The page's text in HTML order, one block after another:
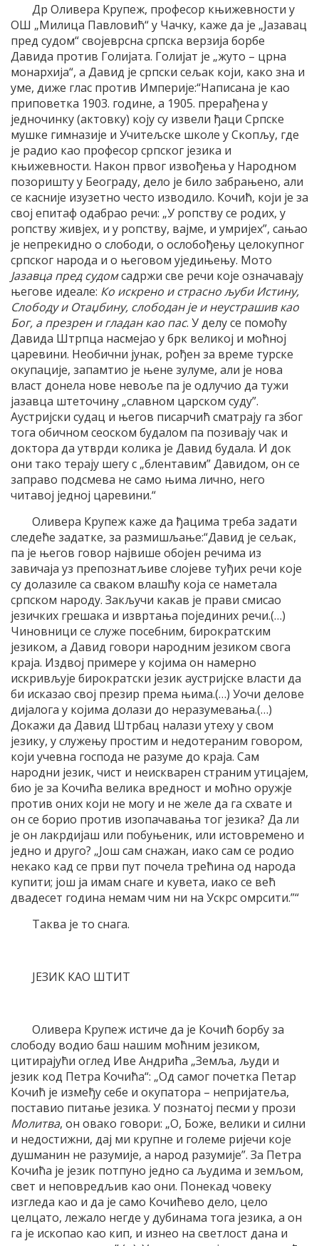
Др Оливера Крупеж, професор књижевности у
ОШ „Милица Павловић“ у Чачку, каже да је „Јазавац
пред судом“ својеврсна српска верзија борбе
Давида против Голијата. Голијат је „жуто – црна
монархија“, а Давид је српски сељак који, како зна и
уме, диже глас против Империје:“Написана је као
приповетка 1903. године, а 1905. прерађена у
једночинку (актовку) коју су извели ђаци Српске
мушке гимназије и Учитељске школе у Скопљу, где
је радио као професор српског језика и
књижевности. Након првог извођења у Народном
позоришту у Београду, дело је било забрањено, али
се касније изузетно често изводило. Кочић, који је за
свој епитаф одабрао речи: „У ропству се родих, у
ропству живјех, и у ропству, вајме, и умријех”, сањао
је непрекидно о слободи, o ослобођењу целокупног
српског народа и о његовом уједињењу. Мото
Јазавца пред судомсадржи све речи које означавају
његове идеале: Ко искрено и страсно љуби Истину,
Слободу и Отаџбину, слободан је и неустрашив као
Бог, а презрен и гладан као пас. У делу се помоћу
Давида Штрпца насмејао у брк великој и моћној
царевини. Необични јунак, рођен за време турске
окупације, запамтио је њене зулуме, али је нова
власт донела нове невоље па је одлучио да тужи
јазавца штеточину „славном царском суду”.
Аустријски судац и његов писарчић сматрају га због
тога обичном сеоском будалом па позивају чак и
доктора да утврди колика је Давид будала. И док
они тако терају шегу с „блентавим” Давидом, он се
заправо подсмева не само њима лично, него
читавој једној царевини.“
Оливера Крупеж каже да ђацима треба задати
следеће задатке, за размишљање:“Давид је сељак,
па је његов говор највише обојен речима из
завичаја уз препознатљиве слојеве туђих речи које
су долазиле са сваком влашћу која се наметала
српском народу. Закључи какав је прави смисао
језичких грешака и извртања појединих речи.(…)
Чиновници се служе посебним, бирократским
језиком, а Давид говори народним језиком свога
краја. Издвој примере у којима он намерно
искривљује бирократски језик аустријске власти да
би исказао свој презир према њима.(…) Уочи делове
дијалога у којима долази до неразумевања.(…)
Докажи да Давид Штрбац налази утеху у свом
језику, у служењу простим и недотераним говором,
који учевна господа не разуме до краја. Сам
народни језик, чист и неискварен страним утицајем,
био је за Кочића велика вредност и моћно оружје
против оних који не могу и не желе да га схвате и
он се борио против изопачавања тог језика? Да ли
је он лакрдијаш или побуњеник, или истовремено и
једно и друго? „Још сам снажан, иако сам се родио
некако кад се први пут почела трећина од народа
купити; још ја имам снаге и кувета, иако се већ
двадесет година немам чим ни на Ускрс омрсити.”“
Таква је то снага.
ЈЕЗИК КАО ШТИТ
Оливера Крупеж истиче да је Кочић борбу за
слободу водио баш нашим моћним језиком,
цитирајући оглед Иве Андрића „Земља, људи и
језик код Петра Кочића“: „Од самог почетка Петар
Кочић је између себе и окупатора – непријатеља,
поставио питање језика. У познатој песми у прози
Молитва, он овако говори: „О, Боже, велики и силни
и недостижни, дај ми крупне и големе ријечи које
душманин не разумије, а народ разумије”. За Петра
Кочића је језик потпуно једно са људима и земљом,
свет и неповредљив као они. Понекад човеку
изгледа као и да је само Кочићево дело, цело
целцато, лежало негде у дубинама тога језика, а он
га је ископао као кип, и изнео на светлост дана и